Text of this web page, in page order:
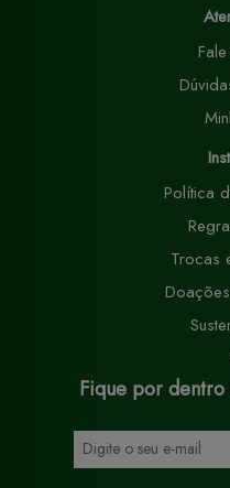
Política
Trocas
Fique por dentro